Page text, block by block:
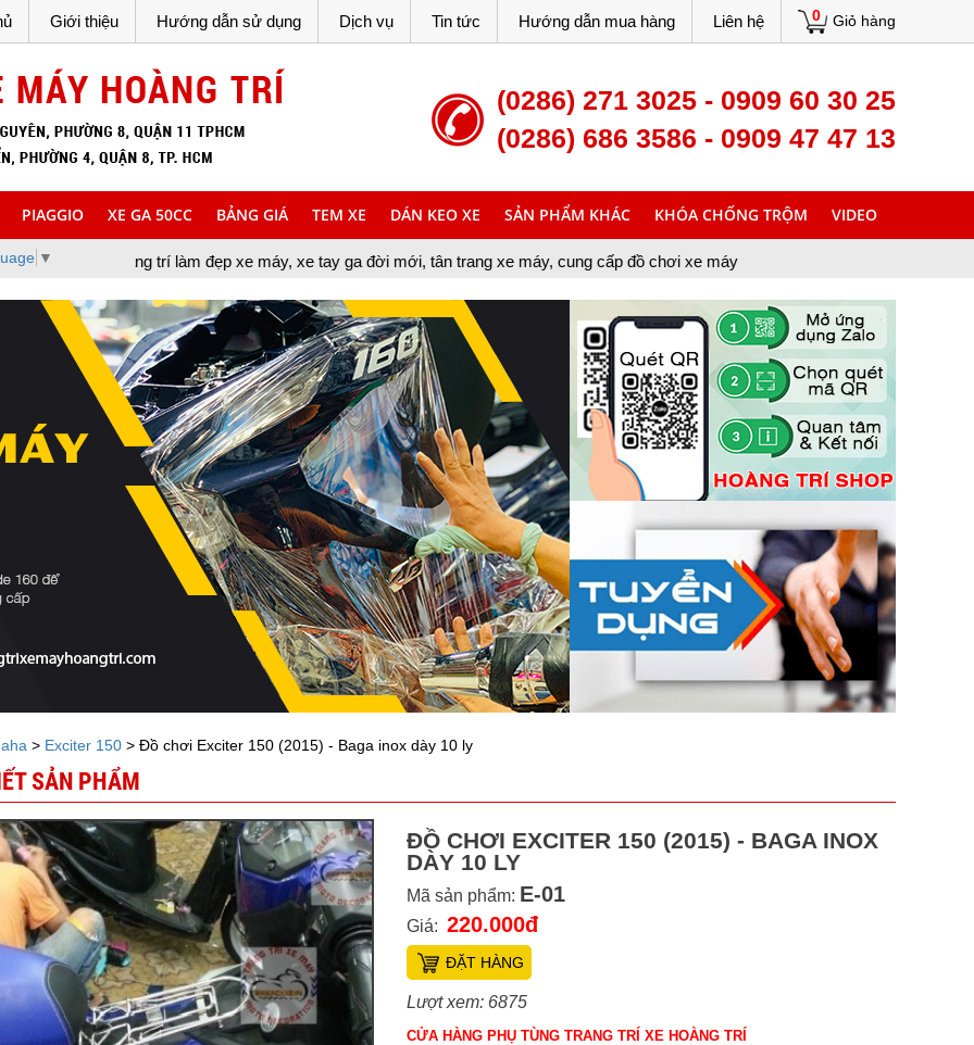
0 Giỏ hàng
Giới thiệu Hướng dẫn sử dụng Dịch vụ Tin tức Hướng dẫn mua hàng Liên hệ
(0286) 271 3025 - 0909 60 30 25
(0286) 686 3586 - 0909 47 47 13
PIAGGIO XE GA 50CC BẢNG GIÁ TEM XE DÁN KEO XE SẢN PHẨM KHÁC KHÓA CHỐNG TRỘM VIDEO
▼
trí làm đẹp xe máy, xe tay ga đời mới, tân trang xe máy, cung cấp đồ chơi xe máy
> Exciter 150> Đồ chơi Exciter 150 (2015) - Baga inox dày 10 ly
SẢN PHẨM
ĐỒ CHƠI EXCITER 150 (2015) - BAGA INOX
DÀY 10 LY
Mã sản phẩm: E-01
Giá: 220.000đ
ĐẶT HÀNG
Lượt xem: 6875
CỬA HÀNG PHỤ TÙNG TRANG TRÍ XE HOÀNG TRÍ